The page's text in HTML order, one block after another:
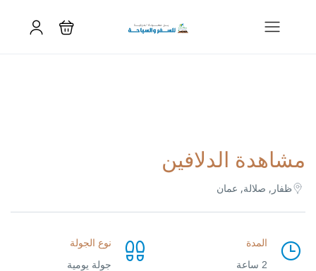
مشاهدة الدلافين
ظفار, صلالة, عمان
المدة
2 ساعة
نوع الجولة
جولة يومية